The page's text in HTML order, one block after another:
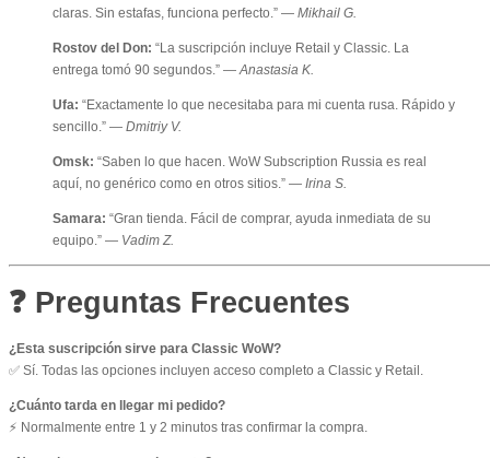
claras. Sin estafas, funciona perfecto.” — Mikhail G.
Rostov del Don: “La suscripción incluye Retail y Classic. La
entrega tomó 90 segundos.” —Anastasia K.
Ufa: “Exactamente lo que necesitaba para mi cuenta rusa. Rápido y
sencillo.” — Dmitriy V.
Omsk: “Saben lo que hacen. WoW Subscription Russia es real
aquí, no genérico como en otros sitios.” — Irina S.
Samara: “Gran tienda. Fácil de comprar, ayuda inmediata de su
equipo.” — Vadim Z.
❓ Preguntas Frecuentes
¿Esta suscripción sirve para Classic WoW?
✅ Sí. Todas las opciones incluyen acceso completo a Classic y Retail.
¿Cuánto tarda en llegar mi pedido?
⚡ Normalmente entre 1 y 2 minutos tras confirmar la compra.